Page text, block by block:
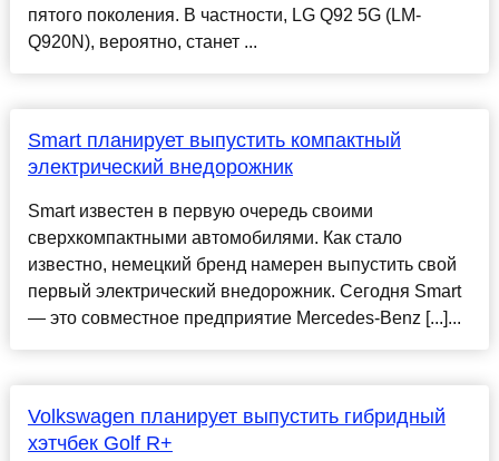
пятого поколения. В частности, LG Q92 5G (LM-
Q920N), вероятно, станет ...
Smart планирует выпустить компактный
электрический внедорожник
Smart известен в первую очередь своими
сверхкомпактными автомобилями. Как стало
известно, немецкий бренд намерен выпустить свой
первый электрический внедорожник. Сегодня Smart
— это совместное предприятие Mercedes-Benz [...]...
Volkswagen планирует выпустить гибридный
хэтчбек Golf R+